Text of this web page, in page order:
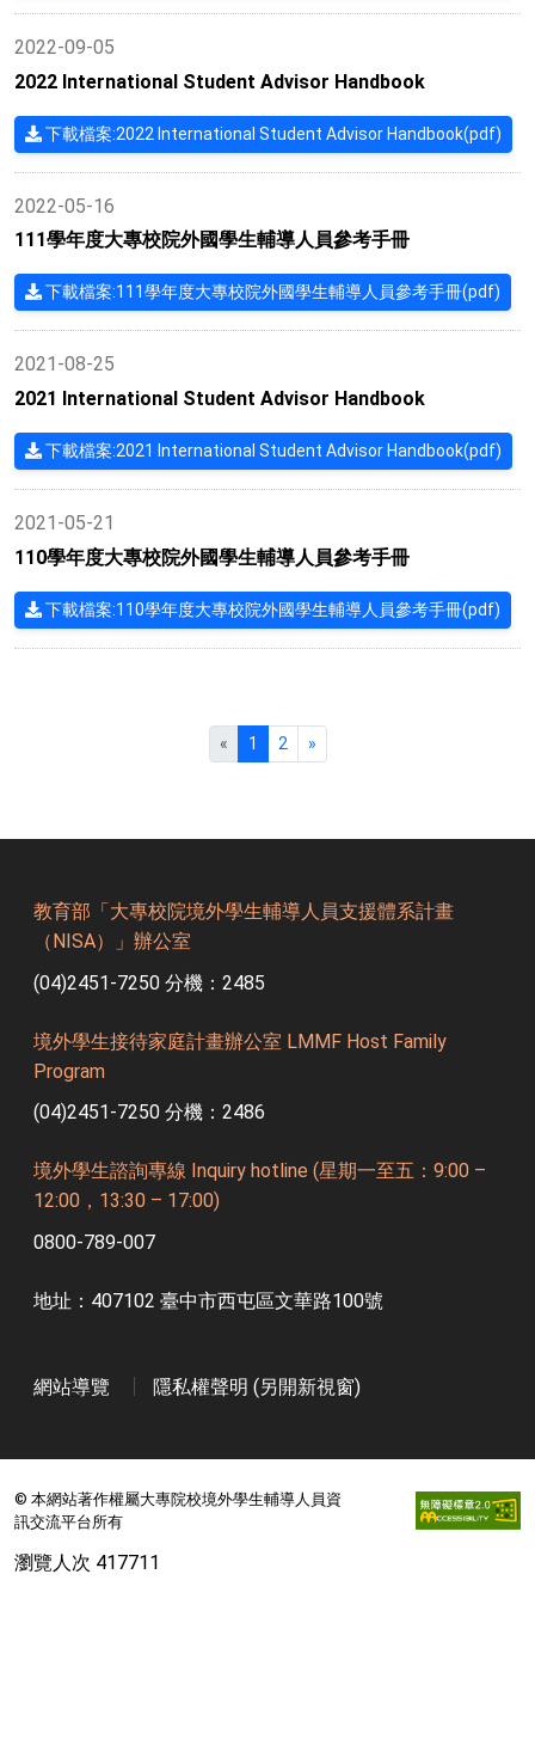
2022-09-05
2022 International Student Advisor Handbook
下載檔案:2022 International Student Advisor Handbook(pdf)
2022-05-16
111學年度大專校院外國學生輔導人員參考手冊
下載檔案:111學年度大專校院外國學生輔導人員參考手冊(pdf)
2021-08-25
2021 International Student Advisor Handbook
下載檔案:2021 International Student Advisor Handbook(pdf)
2021-05-21
110學年度大專校院外國學生輔導人員參考手冊
下載檔案:110學年度大專校院外國學生輔導人員參考手冊(pdf)
« 1 2 »
教育部「大專校院境外學生輔導人員支援體系計畫
（NISA）」辦公室
(04)2451-7250 分機：2485
境外學生接待家庭計畫辦公室 LMMF Host Family
Program
(04)2451-7250 分機：2486
境外學生諮詢專線 Inquiry hotline (星期一至五：9:00 –
12:00，13:30 – 17:00)
0800-789-007
地址：407102 臺中市西屯區文華路100號
網站導覽 隱私權聲明 (另開新視窗)
© 本網站著作權屬大專院校境外學生輔導人員資
訊交流平台所有
瀏覽人次 417711